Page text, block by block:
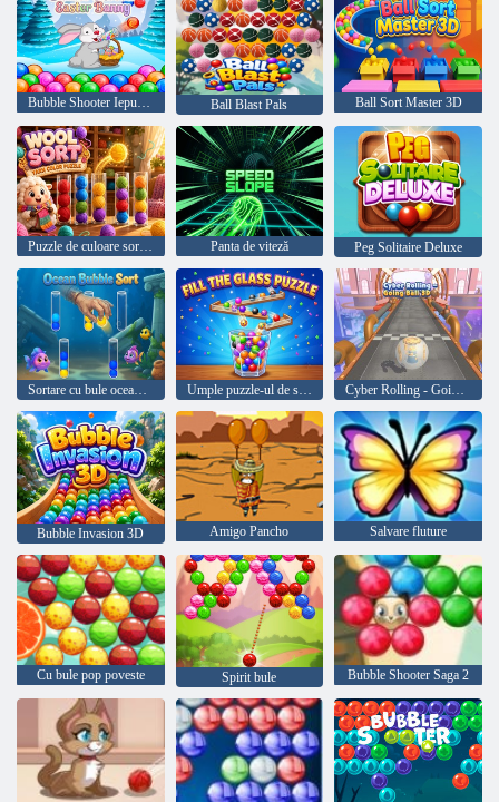
Bubble Shooter Iepurașul de Paște Ball Blast Pals Ball Sort Master 3D
Puzzle de culoare sortare lână Panta de viteză Peg Solitaire Deluxe
Sortare cu bule oceanice Umple puzzle-ul de sticlă Cyber Rolling - Going Ball 3D
Bubble Invasion 3D Amigo Pancho Salvare fluture
Cu bule pop poveste Spirit bule Bubble Shooter Saga 2